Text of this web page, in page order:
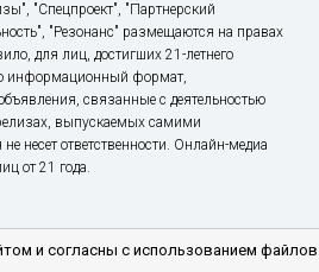
"Спецпроект", "Партнерский
"Резонанс" размещаются на правах
для лиц, достигших 21-летнего
информационный формат,
связанные с деятельностью
выпускаемых самими
несет ответственности. Онлайн-медиа
от 21 года.
и согласны с использованием